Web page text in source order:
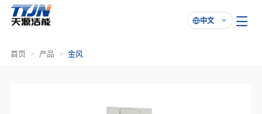

中文
首页 产品 金风